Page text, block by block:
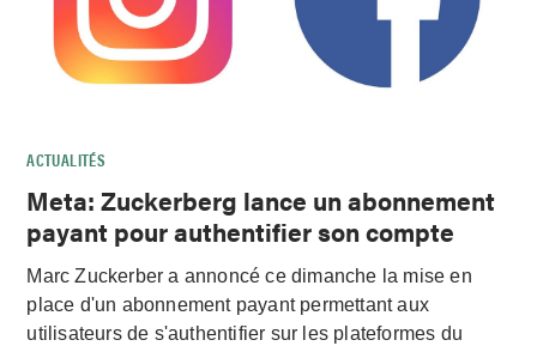
ACTUALITÉS
Meta: Zuckerberg lance un abonnement
payant pour authentifier son compte
Marc Zuckerber a annoncé ce dimanche la mise en
place d'un abonnement payant permettant aux
utilisateurs de s'authentifier sur les plateformes du